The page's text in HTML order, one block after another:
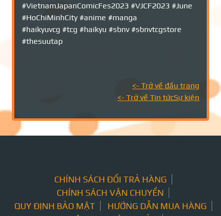
#VietnamJapanComicFes2023 #VJCF2023 #June
#HoChiMinhCity #anime #manga
#haikyuvcg #tcg #haikyu #sbnv #sbnvtcgstore
#thesuutap
<- Trở về đầu trang
<- Trở về Tin tứcSự kiện
CHÍNH SÁCH ĐỔI TRẢ HÀNG
CHÍNH SÁCH VẬN CHUYỂN
QUY ĐỊNH BẢO MẬT
HƯỚNG DẪN MUA HÀNG